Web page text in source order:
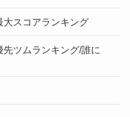
大スコアランキング
ツムランキング/誰に